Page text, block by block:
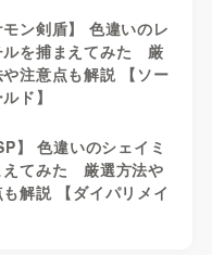
モン剣盾】 色違いのレ
ルを捕まえてみた 厳
注意点も解説 【ソー
ド】
】 色違いのシェイミ
えてみた 厳選方法や
解説 【ダイパリメイ